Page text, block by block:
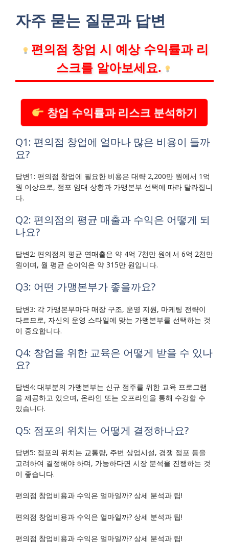
자주 묻는 질문과 답변
편의점 창업 시 예상 수익률과 리
스크를 알아보세요.
창업 수익률과 리스크 분석하기
Q1: 편의점 창업에 얼마나 많은 비용이 들까
요?
답변1: 편의점 창업에 필요한 비용은 대략 2,200만 원에서 1억
원 이상으로, 점포 임대 상황과 가맹본부 선택에 따라 달라집니
다.
Q2: 편의점의 평균 매출과 수익은 어떻게 되
나요?
답변2: 편의점의 평균 연매출은 약 4억 7천만 원에서 6억 2천만
원이며, 월 평균 순이익은 약 315만 원입니다.
Q3: 어떤 가맹본부가 좋을까요?
답변3: 각 가맹본부마다 매장 구조, 운영 지원, 마케팅 전략이
다르므로, 자신의 운영 스타일에 맞는 가맹본부를 선택하는 것
이 중요합니다.
Q4: 창업을 위한 교육은 어떻게 받을 수 있나
요?
답변4: 대부분의 가맹본부는 신규 점주를 위한 교육 프로그램
을 제공하고 있으며, 온라인 또는 오프라인을 통해 수강할 수
있습니다.
Q5: 점포의 위치는 어떻게 결정하나요?
답변5: 점포의 위치는 교통량, 주변 상업시설, 경쟁 점포 등을
고려하여 결정해야 하며, 가능하다면 시장 분석을 진행하는 것
이 좋습니다.
편의점 창업비용과 수익은 얼마일까? 상세 분석과 팁!
편의점 창업비용과 수익은 얼마일까? 상세 분석과 팁!
편의점 창업비용과 수익은 얼마일까? 상세 분석과 팁!